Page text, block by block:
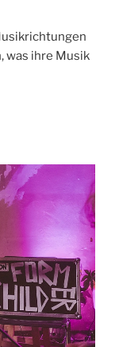
was ihre Musik